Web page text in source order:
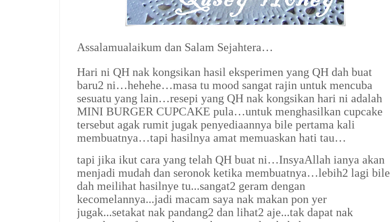
Assalamualaikum dan Salam Sejahtera…
Hari ni QH nak kongsikan hasil eksperimen yang QH dah buat
baru2 ni…hehehe…masa tu mood sangat rajin untuk mencuba
sesuatu yang lain…resepi yang QH nak kongsikan hari ni adalah
MINI BURGER CUPCAKE pula…untuk menghasilkan cupcake
tersebut agak rumit jugak penyediaannya bile pertama kali
membuatnya…tapi hasilnya amat memuaskan hati tau…
tapi jika ikut cara yang telah QH buat ni…InsyaAllah ianya akan
menjadi mudah dan seronok ketika membuatnya…lebih2 lagi bile
dah meilihat hasilnye tu...sangat2 geram dengan
kecomelannya...jadi macam saya nak makan pon yer
jugak...setakat nak pandang2 dan lihat2 aje...tak dapat nak